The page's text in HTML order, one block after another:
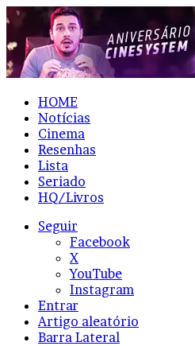
HOME
Notícias
Cinema
Resenhas
Lista
Seriado
HQ/Livros
Seguir
Facebook
X
YouTube
Instagram
Entrar
Artigo aleatório
Barra Lateral